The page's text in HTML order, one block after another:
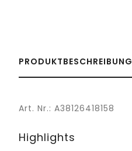
PRODUKTBESCHREIBUNG
Art. Nr.: A38126418158
Highlights